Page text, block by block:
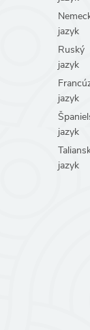
jazyk
Ruský
jazyk
jazyk
jazyk
jazyk